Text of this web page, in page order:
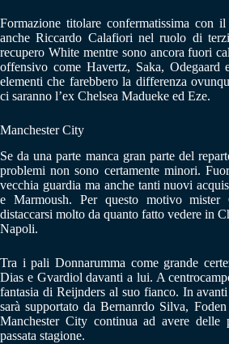
Formazione titolare confermatissima con
anche Riccardo Calafiori nel ruolo di
recupero White mentre sono ancora fuori
offensivo come Havertz, Saka, Odegaard
elementi che farebbero la differenza
ci saranno l’ex Chelsea Madueke ed Eze.
Manchester City
Se da una parte manca gran parte del
problemi non sono certamente minori.
vecchia guardia ma anche tanti nuovi
e Marmoush. Per questo motivo mister
distaccarsi molto da quanto fatto vedere in
Napoli.
Tra i pali Donnarumma come grande
Dias e Gvardiol davanti a lui. A
fantasia di Reijnders al suo fianco. In
sarà supportato da Bernanrdo Silva,
Manchester City continua ad avere delle
passata stagione.